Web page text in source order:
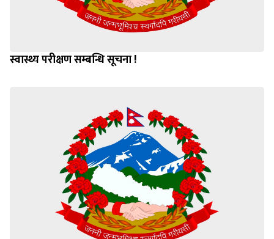
स्वास्थ्य परीक्षण सम्बन्धि सूचना !